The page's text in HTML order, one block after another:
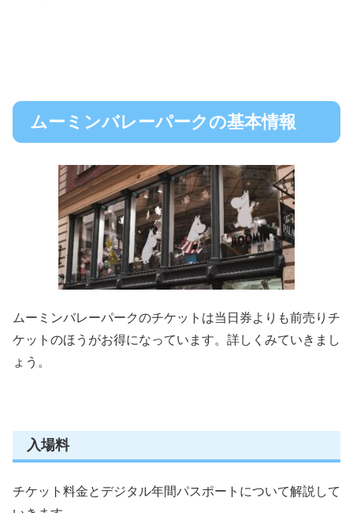
ムーミンバレーパークの基本情報
ムーミンバレーパークのチケットは当日券よりも前売りチ
ケットのほうがお得になっています。詳しくみていきまし
ょう。
入場料
チケット料金とデジタル年間パスポートについて解説して